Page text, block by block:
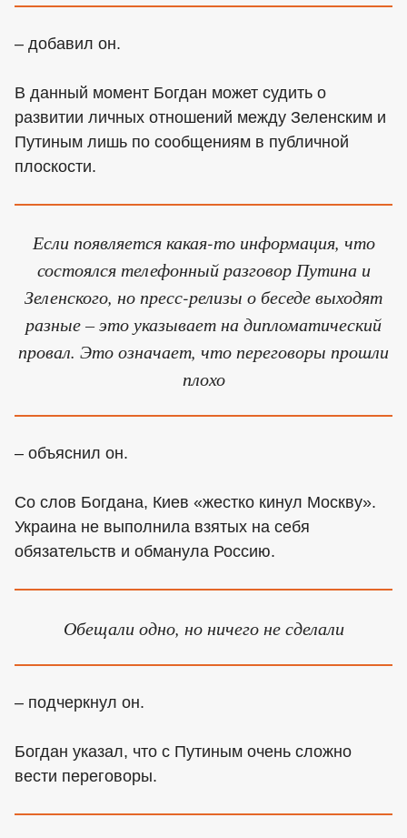
– добавил он.
В данный момент Богдан может судить о
развитии личных отношений между Зеленским и
Путиным лишь по сообщениям в публичной
плоскости.
Если появляется какая-то информация, что
состоялся телефонный разговор Путина и
Зеленского, но пресс-релизы о беседе выходят
разные – это указывает на дипломатический
провал. Это означает, что переговоры прошли
плохо
– объяснил он.
Со слов Богдана, Киев «жестко кинул Москву».
Украина не выполнила взятых на себя
обязательств и обманула Россию.
Обещали одно, но ничего не сделали
– подчеркнул он.
Богдан указал, что с Путиным очень сложно
вести переговоры.